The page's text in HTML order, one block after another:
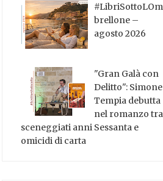
#LibriSottoLOm
brellone –
agosto 2026
"Gran Galà con
Delitto": Simone
Tempia debutta
nel romanzo tra
sceneggiati anni Sessanta e
omicidi di carta